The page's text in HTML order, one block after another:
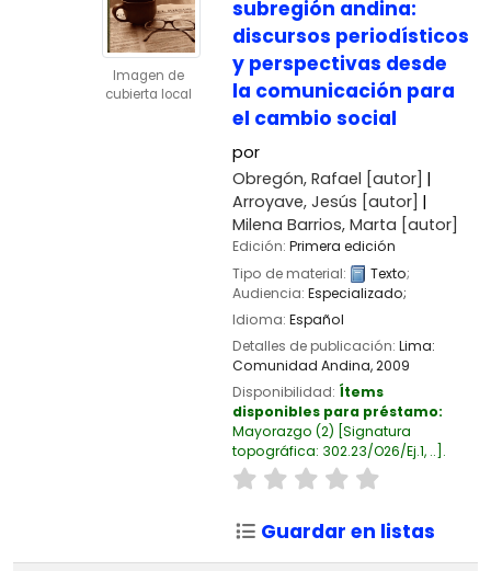
Imagen de
cubierta local
subregión andina:
discursos periodísticos
y perspectivas desde
la comunicación para
el cambio social
por
Obregón, Rafael [autor]
Arroyave, Jesús [autor]
Milena Barrios, Marta [autor]
Edición: Primera edición
Tipo de material:
Texto;
Audiencia: Especializado;
Idioma: Español
Detalles de publicación: Lima:
Comunidad Andina,2009
Disponibilidad: Ítems
disponibles para préstamo:
Mayorazgo (2) Signatura
topográfica: 302.23/O26/Ej.1, .. .
Guardar en listas